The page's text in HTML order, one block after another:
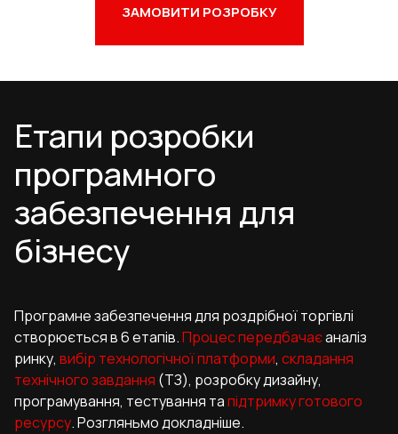
ЗАМОВИТИ РОЗРОБКУ
Етапи розробки
програмного
забезпечення для
бізнесу
Програмне забезпечення для роздрібної торгівлі
створюється в 6 етапів.Процес передбачаєаналіз
ринку, вибір технологічної платформи, складання
технічного завдання (ТЗ), розробку дизайну,
програмування, тестування тапідтримку готового
ресурсу. Розгляньмо докладніше.